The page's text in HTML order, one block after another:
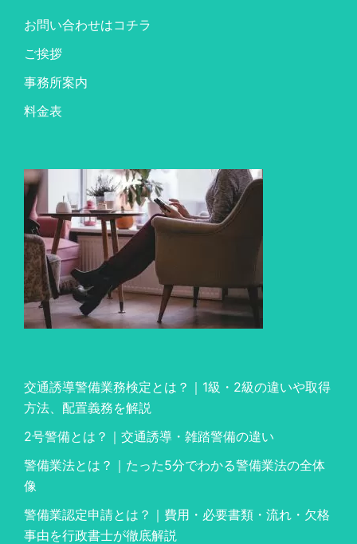
お問い合わせはコチラ
ご挨拶
事務所案内
料金表
交通誘導警備業務検定とは？｜1級・2級の違いや取得
方法、配置義務を解説
2号警備とは？｜交通誘導・雑踏警備の違い
警備業法とは？｜たった5分でわかる警備業法の全体
像
警備業認定申請とは？｜費用・必要書類・流れ・欠格
事由を行政書士が徹底解説